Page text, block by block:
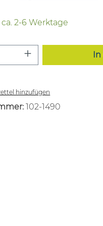
2-6 Werktage
Anzahl: Gib
hinzufügen
102-1490